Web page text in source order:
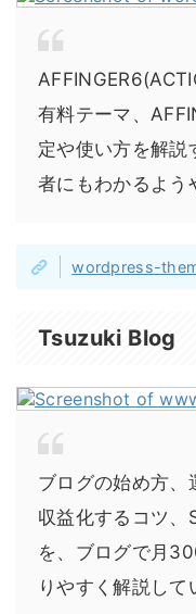
有料テーマ、
定や使い方を解説
者にもわかるよう
wordpress-
Tsuzuki Blog
ブログの始め方、
収益化するコツ、
を、ブログで月
りやすく解説して